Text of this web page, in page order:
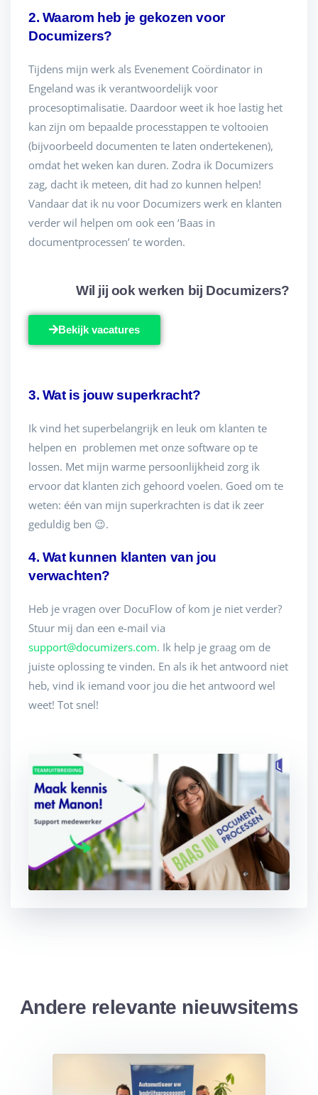
2. Waarom heb je gekozen voor
Documizers?
Tijdens mijn werk als Evenement Coördinator in
Engeland was ik verantwoordelijk voor
procesoptimalisatie. Daardoor weet ik hoe lastig het
kan zijn om bepaalde processtappen te voltooien
(bijvoorbeeld documenten te laten ondertekenen),
omdat het weken kan duren. Zodra ik Documizers
zag, dacht ik meteen, dit had zo kunnen helpen!
Vandaar dat ik nu voor Documizers werk en klanten
verder wil helpen om ook een ‘Baas in
documentprocessen’ te worden.
Wil jij ook werken bij Documizers?
Bekijk vacatures
3. Wat is jouw superkracht?
Ik vind het superbelangrijk en leuk om klanten te
helpen en problemen met onze software op te
lossen. Met mijn warme persoonlijkheid zorg ik
ervoor dat klanten zich gehoord voelen. Goed om te
weten: één van mijn superkrachten is dat ik zeer
geduldig ben 😉.
4. Wat kunnen klanten van jou
verwachten?
Heb je vragen over DocuFlow of kom je niet verder?
Stuur mij dan een e-mail via
support@documizers.com. Ik help je graag om de
juiste oplossing te vinden. En als ik het antwoord niet
heb, vind ik iemand voor jou die het antwoord wel
weet! Tot snel!
Andere relevante nieuwsitems